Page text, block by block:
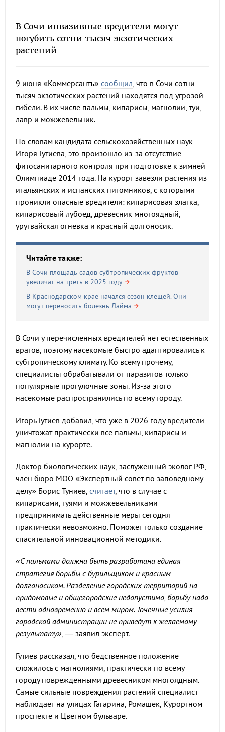
В Сочи инвазивные вредители могут
погубить сотни тысяч экзотических
растений
9 июня «Коммерсантъ» сообщил, что в Сочи сотни
тысяч экзотических растений находятся под угрозой
гибели. В их числе пальмы, кипарисы, магнолии, туи,
лавр и можжевельник.
По словам кандидата сельскохозяйственных наук
Игоря Гутиева, это произошло из-за отсутствие
фитосанитарного контроля при подготовке к зимней
Олимпиаде 2014 года. На курорт завезли растения из
итальянских и испанских питомников, с которыми
проникли опасные вредители: кипарисовая златка,
кипарисовый лубоед, древесник многоядный,
уругвайская огневка и красный долгоносик.
Читайте также:
В Сочи площадь садов субтропических фруктов
увеличат на треть в 2025 году
В Краснодарском крае начался сезон клещей. Они
могут переносить болезнь Лайма
В Сочи у перечисленных вредителей нет естественных
врагов, поэтому насекомые быстро адаптировались к
субтропическому климату. Ко всему прочему,
специалисты обрабатывали от паразитов только
популярные прогулочные зоны. Из-за этого
насекомые распространились по всему городу.
Игорь Гутиев добавил, что уже в 2026 году вредители
уничтожат практически все пальмы, кипарисы и
магнолии на курорте.
Доктор биологических наук, заслуженный эколог РФ,
член бюро МОО «Экспертный совет по заповедному
делу» Борис Туниев, считает, что в случае с
кипарисами, туями и можжевельниками
предпринимать действенные меры сегодня
практически невозможно. Поможет только создание
спасительной инновационной методики.
«С пальмами должна быть разработана единая
стратегия борьбы с бурильщиком и красным
долгоносиком. Разделение городских территорий на
придомовые и общегородские недопустимо, борьбу надо
вести одновременно и всем миром. Точечные усилия
городской администрации не приведут к желаемому
результату», — заявил эксперт.
Гутиев рассказал, что бедственное положение
сложилось с магнолиями, практически по всему
городу поврежденными древесником многоядным.
Самые сильные повреждения растений специалист
наблюдает на улицах Гагарина, Ромашек, Курортном
проспекте и Цветном бульваре.